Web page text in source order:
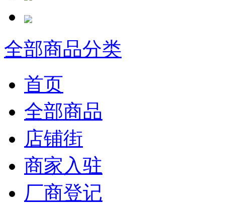
全部商品分类
首页
全部商品
店铺街
商家入驻
厂商登记